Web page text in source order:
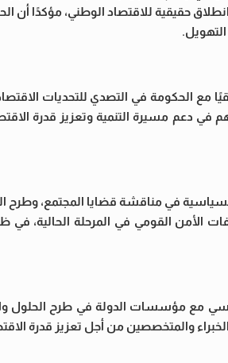
حقيقية للاقتصاد الوطني، مؤكدًا أن
في التصدي للتحديات
في دعم مسيرة التنمية وتعزيز قدرة
في مناقشة قضايا المجتمع، وطرح
الأمن القومي في المرحلة الحالية،
مؤسسات الدولة في طرح الحلول
والمتخصصين من أجل تعزيز قدرة